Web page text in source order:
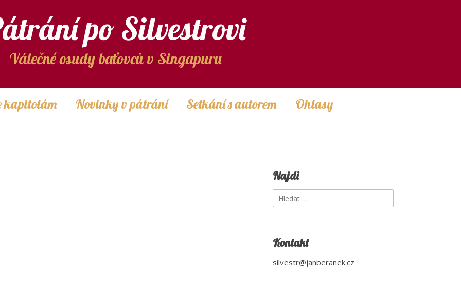
po Silvestrovi
Válečné osudy baťovců v Singapuru
kapitolám Novinky v pátrání Setkání s autorem Ohlasy
Najdi
Vyhledávání
Kontakt
silvestr@janberanek.cz